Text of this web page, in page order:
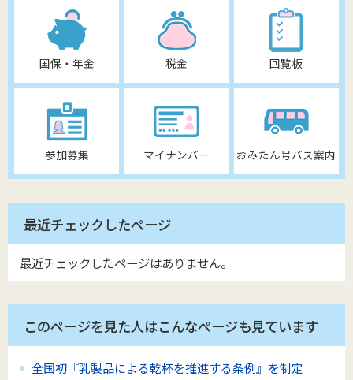
国保・年金 税金 回覧板
参加募集 マイナンバー おみたん号バス案内
最近チェックしたページ
最近チェックしたページはありません。
このページを見た人はこんなページも見ています
全国初『乳製品による乾杯を推進する条例』を制定